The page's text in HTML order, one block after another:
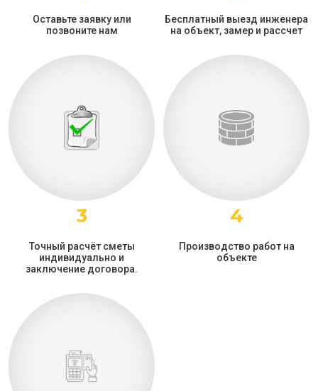
Оставьте заявку или
позвоните нам
Бесплатный выезд инженера
на объект, замер и рассчет
3
Точный расчёт сметы
индивидуально и
заключение договора.
4
Производство работ на
объекте